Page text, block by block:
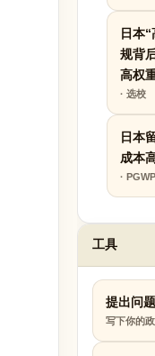
日本
规背
高权
· 选校
日本
成本
· PGWP
工具
提出问题
写下你的